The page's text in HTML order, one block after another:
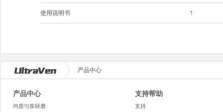
使用说明书 1
产品中心
产品中心
均质匀浆研磨
支持帮助
支持